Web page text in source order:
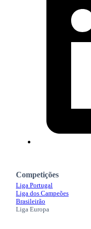
Competições
Liga Portugal
Liga dos Campeões
Brasileirão
Liga Europa